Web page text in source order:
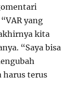
yang
kita
“Saya bisa
harus terus